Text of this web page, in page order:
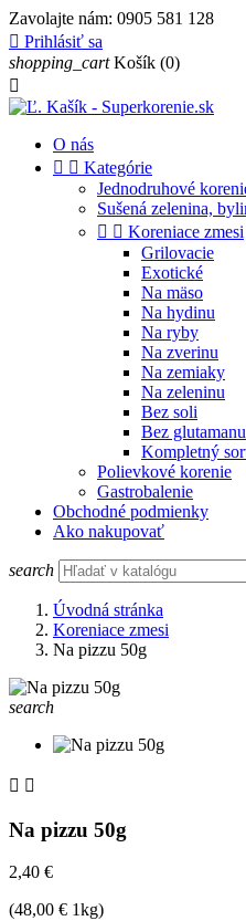
Zavolajte nám: 0905 581 128
 Prihlásiť sa
shopping_cart Košík (0)

O nás
  Kategórie
Jednodruhové
Sušená zelenina,
  Koreniace zmesi
Grilovacie
Exotické
Na mäso
Na hydinu
Na ryby
Na zverinu
Na zemiaky
Na zeleninu
Bez soli
Bez glutamanu
Kompletný
Polievkové korenie
Gastrobalenie
Obchodné podmienky
Ako nakupovať
search
Úvodná stránka
Koreniace zmesi
Na pizzu 50g
search
 
Na pizzu 50g
2,40 €
(48,00 € 1kg)